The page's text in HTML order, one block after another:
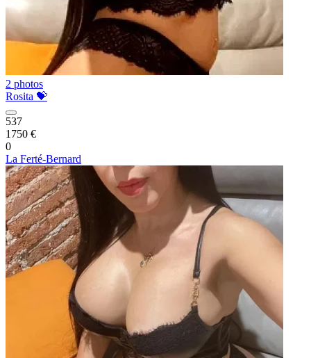
2 photos
Rosita 💝
537
1750 €
0
La Ferté-Bernard